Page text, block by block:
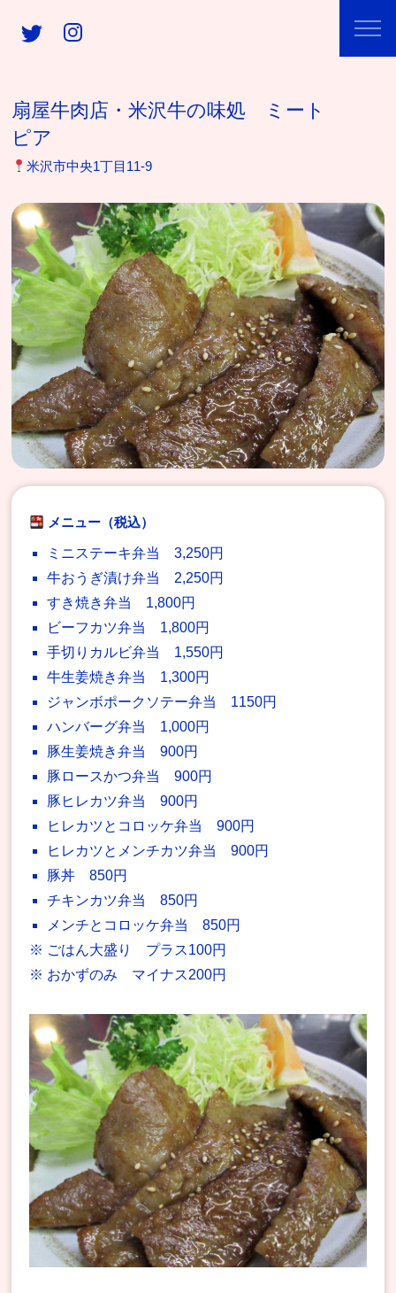
扇屋牛肉店・米沢牛の味処 ミート
ピア
米沢市中央1丁目11-9
メニュー（税込）
ミニステーキ弁当 3,250円
牛おうぎ漬け弁当 2,250円
すき焼き弁当 1,800円
ビーフカツ弁当 1,800円
手切りカルビ弁当 1,550円
牛生姜焼き弁当 1,300円
ジャンボポークソテー弁当 1150円
ハンバーグ弁当 1,000円
豚生姜焼き弁当 900円
豚ロースかつ弁当 900円
豚ヒレカツ弁当 900円
ヒレカツとコロッケ弁当 900円
ヒレカツとメンチカツ弁当 900円
豚丼 850円
チキンカツ弁当 850円
メンチとコロッケ弁当 850円
※ ごはん大盛り プラス100円
※ おかずのみ マイナス200円